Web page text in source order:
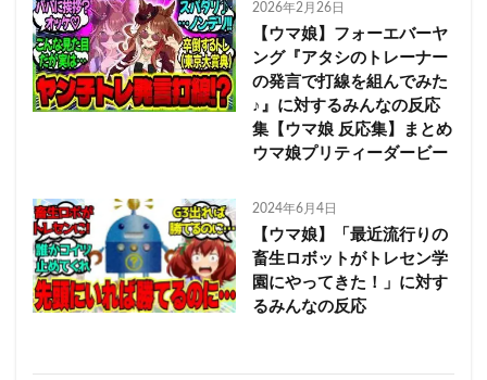
2026年2月26日
【ウマ娘】フォーエバーヤ
ング『アタシのトレーナー
の発言で打線を組んでみた
♪』に対するみんなの反応
集【ウマ娘 反応集】まとめ
ウマ娘プリティーダービー
2024年6月4日
【ウマ娘】「最近流行りの
畜生ロボットがトレセン学
園にやってきた！」に対す
るみんなの反応